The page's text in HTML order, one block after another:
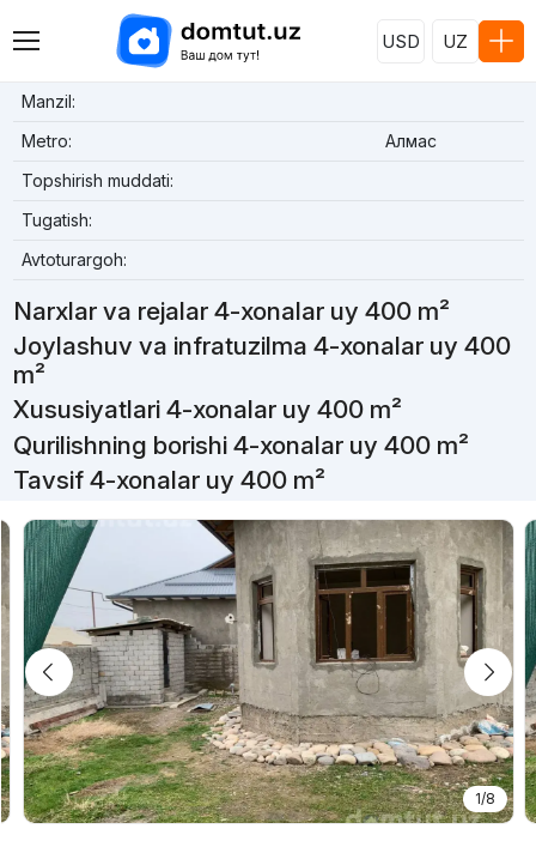
USD UZ
Manzil:
Metro:
Алмас
Topshirish muddati:
Tugatish:
Avtoturargoh:
Narxlar va rejalar 4-xonalar uy 400 m²
Joylashuv va infratuzilma 4-xonalar uy 400
m²
Xususiyatlari 4-xonalar uy 400 m²
Qurilishning borishi 4-xonalar uy 400 m²
Tavsif 4-xonalar uy 400 m²
1/8